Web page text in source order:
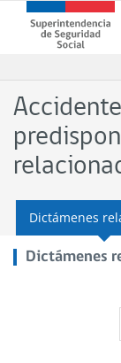
contenido
de
(SUSESO)
-
Gobierno
de
Chile
Dictámenes
Dictámenes